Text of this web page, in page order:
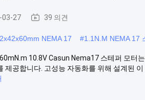
03-27 39 의견
NEMA 17 #1.1N.M NEMA 17
10.8V Casun Nema17 스테퍼 모터
제공합니다. 고성능 자동화를 위해 설계된